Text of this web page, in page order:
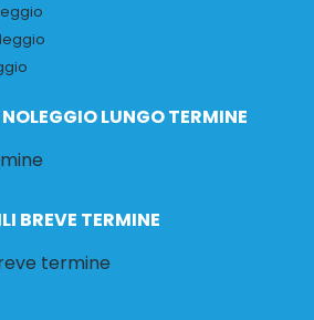
LUNGO TERMINE
BREVE TERMINE
termine